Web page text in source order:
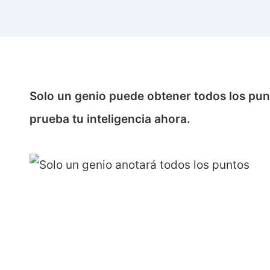
Solo un genio puede obtener todos los
prueba tu inteligencia ahora.